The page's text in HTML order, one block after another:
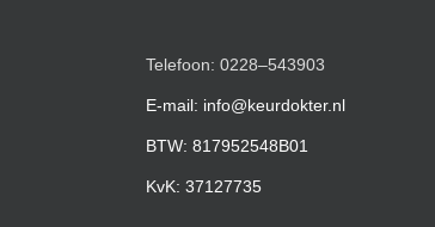
Telefoon: 0228–543903
E-mail: info@keurdokter.nl
BTW: 817952548B01
KvK: 37127735